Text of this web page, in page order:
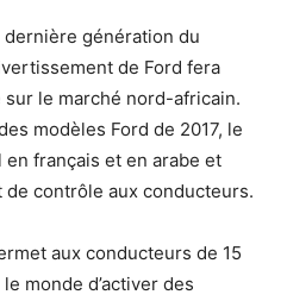
dernière génération du
de Ford fera
le marché nord-africain.
modèles Ford de 2017, le
français et en arabe et
contrôle aux conducteurs.
aux conducteurs de 15
monde d’activer des